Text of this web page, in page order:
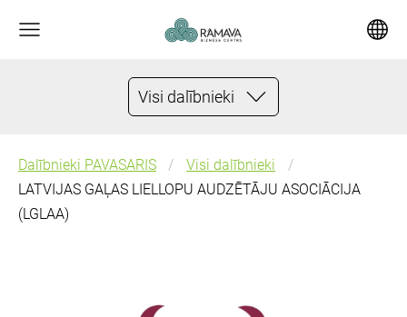
Visi dalībnieki
Dalībnieki PAVASARIS
Visi dalībnieki
LATVIJAS GAĻAS LIELLOPU AUDZĒTĀJU ASOCIĀCIJA
(LGLAA)